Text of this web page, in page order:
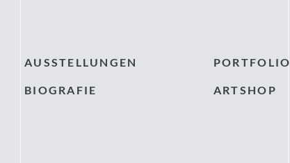
AUSSTELLUNGEN
BIOGRAFIE
PORTFOLIO
ARTSHOP